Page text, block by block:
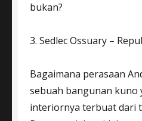
bukan?
3. Sedlec Ossuary –
Bagaimana perasaan
sebuah bangunan kuno
interiornya terbuat dari